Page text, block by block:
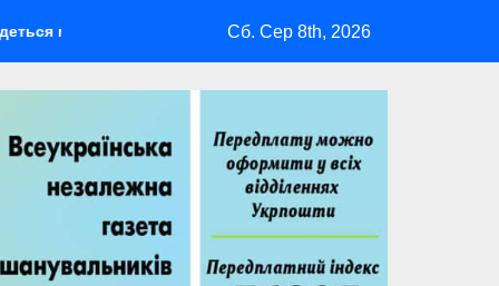
табір ГАРТ 2026 – як долучитися ветеранам
Сб. Сер 8th, 2026